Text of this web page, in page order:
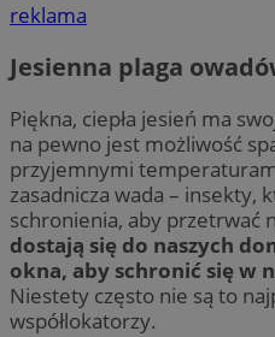
reklama
Jesienna plaga
Piękna, ciepła jesień ma
na pewno jest możliwość
przyjemnymi
zasadnicza wada – insekty,
schronienia, aby przetrwać
dostają się do naszych
okna, aby schronić się w
Niestety często nie są to
współlokatorzy.